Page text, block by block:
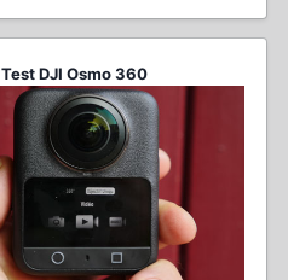
Test DJI Osmo 360